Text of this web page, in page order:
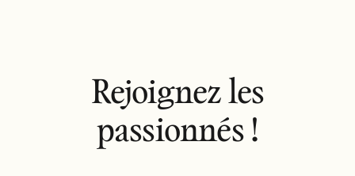
Rejoignez les
passionnés !